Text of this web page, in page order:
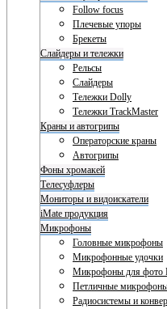
Follow focus
Плечевые упоры
Брекеты
Слайдеры и тележки
Рельсы
Слайдеры
Тележки Dolly
Тележки TrackMaster
Краны и автогрипы
Операторские краны
Автогрипы
Фоны хромакей
Телесуфлеры
Мониторы и видоискатели
iMate продукция
Микрофоны
Головные микрофоны
Микрофонные удочки
Микрофоны для фото
Петличные
Радиосистемы и